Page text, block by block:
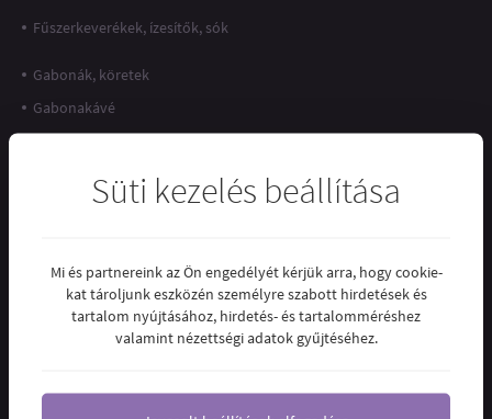
Fűszerkeverékek, ízesítők, sók
Gabonák, köretek
Gabonakávé
Gal vitaminok
Gluténmentes alapanyagok
Gluténmentes nasik, chipsek
Gluténmentes pékáruk, kenyerek
Gluténmentes pelyhek, müzlik
Gluténmentes tészták
Süti kezelés beállítása
Mi és partnereink az Ön engedélyét kérjük arra, hogy cookie-
kat tároljunk eszközén személyre szabott hirdetések és
tartalom nyújtásához, hirdetés- és tartalomméréshez
valamint nézettségi adatok gyűjtéséhez.